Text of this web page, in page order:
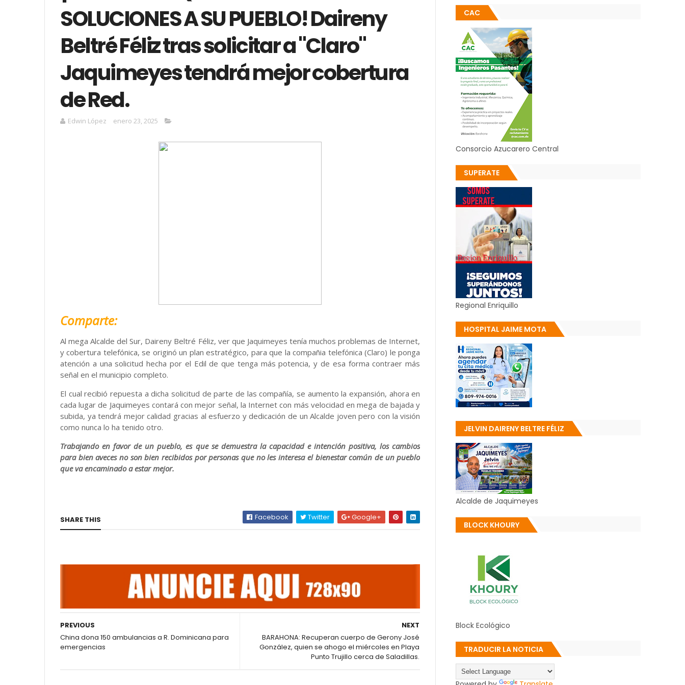
SOLUCIONES A SU PUEBLO! Daireny
Beltré Féliz tras solicitar a "Claro"
Jaquimeyes tendrá mejor cobertura
de Red.
Edwin López enero 23, 2025
Comparte:
Al mega Alcalde del Sur, Daireny Beltré Féliz, ver que Jaquimeyes tenía muchos problemas de Internet,
y cobertura telefónica, se originó un plan estratégico, para que la compañia telefónica (Claro) le ponga
atención a una solicitud hecha por el Edil de que tenga más potencia, y de esa forma contraer más
señal en el municipio completo.
El cual recibió repuesta a dicha solicitud de parte de las compañía, se aumento la expansión, ahora en
cada lugar de Jaquimeyes contará con mejor señal, la Internet con más velocidad en mega de bajada y
subida, ya tendrá mejor calidad gracias al esfuerzo y dedicación de un Alcalde joven pero con la visión
como nunca lo ha tenido otro.
Trabajando en favor de un pueblo, es que se demuestra la capacidad e intención positiva, los cambios
para bien aveces no son bien recibidos por personas que no les interesa el bienestar común de un pueblo
que va encaminado a estar mejor.
SHARE THIS Facebook Twitter Google+
NEXT
BARAHONA: Recuperan cuerpo de Gerony José
González, quien se ahogo el miércoles en Playa
Punto Trujillo cerca de Saladillas.
PREVIOUS
China dona 150 ambulancias a R. Dominicana para
emergencias
CAC
Consorcio Azucarero Central
SUPERATE
Regional Enriquillo
HOSPITAL JAIME MOTA
JELVIN DAIRENY BELTRE FÉLIZ
Alcalde de Jaquimeyes
BLOCK KHOURY
Block Ecológico
TRADUCIR LA NOTICIA